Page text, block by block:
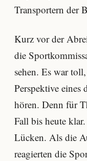
Transportern der
Kurz vor der
die
sehen. Es war
Perspektive eines
hören. Denn für
Fall bis heute
Lücken. Als die
reagierten die